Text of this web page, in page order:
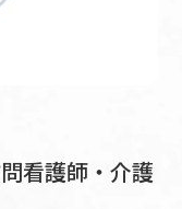
看護師・介護